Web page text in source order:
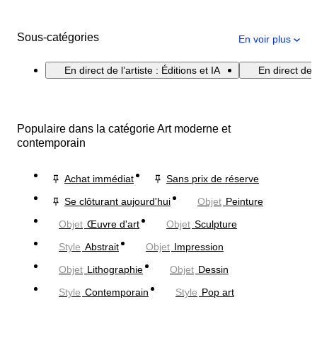
Sous-catégories En voir plus
En direct de l’artiste : Éditions et IA En direct de
Populaire dans la catégorie Art moderne et
contemporain
Achat immédiat
Sans prix de réserve
Se clôturant aujourd'hui
Objet Peinture
Objet Œuvre d'art Objet Sculpture
Style Abstrait Objet Impression
Objet Lithographie Objet Dessin
Style Contemporain Style Pop art